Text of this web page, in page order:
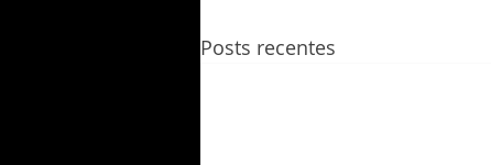
Posts recentes